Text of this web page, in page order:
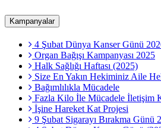
Kampanyalar
4 Şubat Dünya Kanser Günü
Organ Bağışı Kampanyası 2025
Halk Sağlığı Haftası (2025)
Size En Yakın Hekiminiz Aile
Bağımlılıkla Mücadele
Fazla Kilo İle Mücadele İletişim
İşine Hareket Kat Projesi
9 Şubat Sigarayı Bırakma Günü